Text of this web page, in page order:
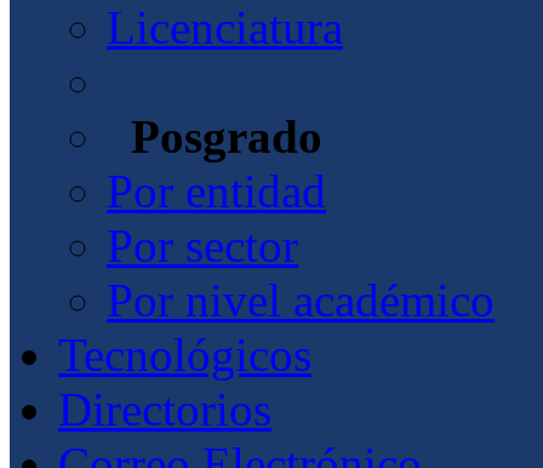
Licenciatura
Posgrado
Por entidad
Por sector
Por nivel académico
Tecnológicos
Directorios